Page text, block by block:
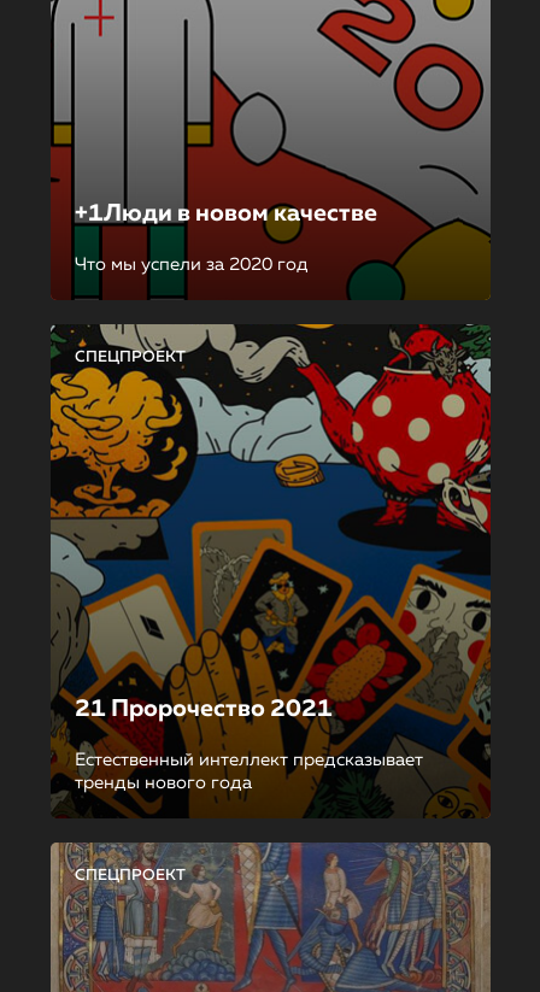
+1Люди в новом качестве
Что мы успели за 2020 год
СПЕЦПРОЕКТ
21 Пророчество 2021
Естественный интеллект предсказывает
тренды нового года
СПЕЦПРОЕКТ